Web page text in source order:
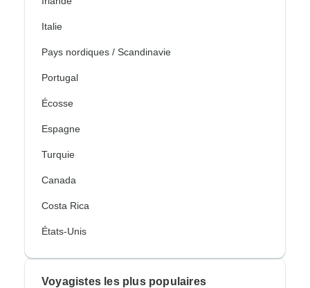
Italie
Pays nordiques / Scandinavie
Portugal
Écosse
Espagne
Turquie
Canada
Costa Rica
États-Unis
Voyagistes les plus populaires